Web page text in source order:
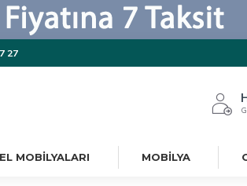
27
MOBILYALARI MOBILYA